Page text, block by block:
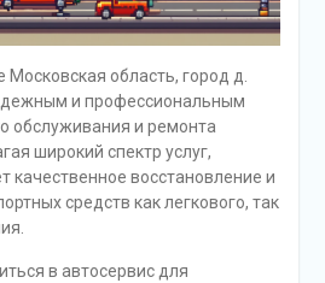
Московская область, город д.
и профессиональным
обслуживания и ремонта
широкий спектр услуг,
качественное восстановление и
средств как легкового, так
в автосервис для